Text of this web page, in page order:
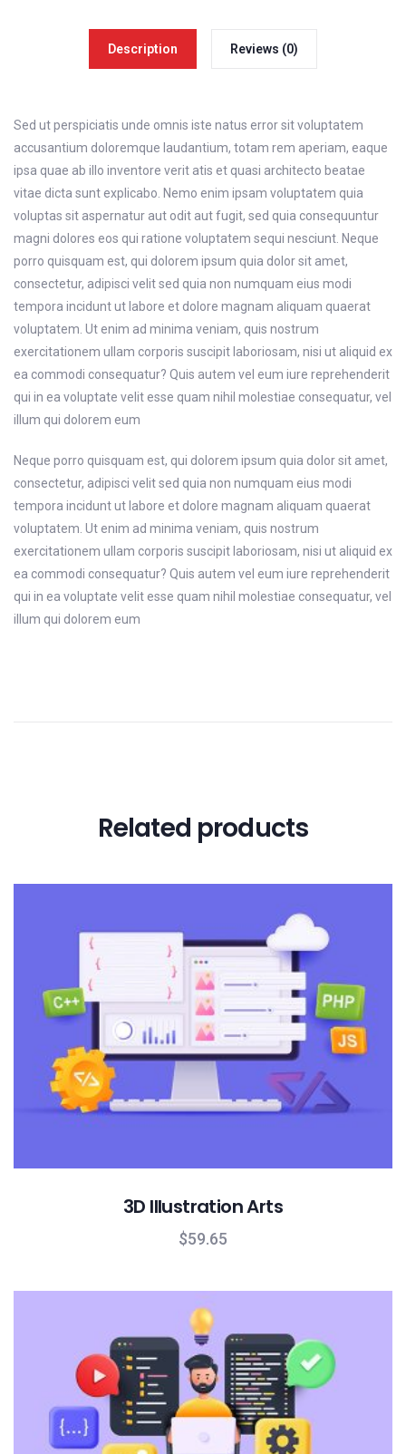
Description Reviews (0)
Sed ut perspiciatis unde omnis iste natus error sit voluptatem
accusantium doloremque laudantium, totam rem aperiam, eaque
ipsa quae ab illo inventore verit atis et quasi architecto beatae
vitae dicta sunt explicabo. Nemo enim ipsam voluptatem quia
voluptas sit aspernatur aut odit aut fugit, sed quia consequuntur
magni dolores eos qui ratione voluptatem sequi nesciunt. Neque
porro quisquam est, qui dolorem ipsum quia dolor sit amet,
consectetur, adipisci velit sed quia non numquam eius modi
tempora incidunt ut labore et dolore magnam aliquam quaerat
voluptatem. Ut enim ad minima veniam, quis nostrum
exercitationem ullam corporis suscipit laboriosam, nisi ut aliquid ex
ea commodi consequatur? Quis autem vel eum iure reprehenderit
qui in ea voluptate velit esse quam nihil molestiae consequatur, vel
illum qui dolorem eum
Neque porro quisquam est, qui dolorem ipsum quia dolor sit amet,
consectetur, adipisci velit sed quia non numquam eius modi
tempora incidunt ut labore et dolore magnam aliquam quaerat
voluptatem. Ut enim ad minima veniam, quis nostrum
exercitationem ullam corporis suscipit laboriosam, nisi ut aliquid ex
ea commodi consequatur? Quis autem vel eum iure reprehenderit
qui in ea voluptate velit esse quam nihil molestiae consequatur, vel
illum qui dolorem eum
Related products
3D Illustration Arts
$59.65